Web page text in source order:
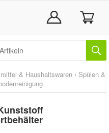
& Haushaltswaren › Spülen &